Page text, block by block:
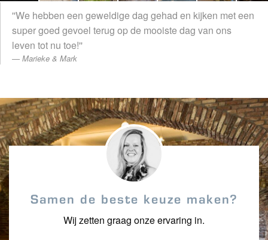
''We hebben een geweldige dag gehad en kijken met een
super goed gevoel terug op de mooiste dag van ons
leven tot nu toe!''
Marieke & Mark
Samen de beste keuze maken?
Wij zetten graag onze ervaring in.